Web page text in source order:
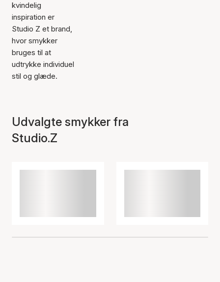
kvindelig
inspiration er
Studio Z et brand,
hvor smykker
bruges til at
udtrykke individuel
stil og glæde.
Udvalgte smykker fra
Studio.Z